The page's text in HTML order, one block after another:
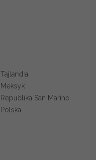
Tajlandia
Meksyk
Republika San Marino
Polska